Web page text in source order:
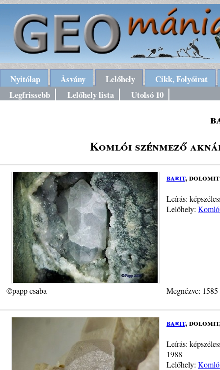
Nyitólap Ásvány Lelőhely
Cikk, Folyóirat
Legfrissebb
Lelőhely lista Utolsó 10
Komlói szénmező
barit, dolomit
Leírás:
Lelőhely:
©papp csaba Megnézve:
barit,
Leírás:
1988
Lelőhely: